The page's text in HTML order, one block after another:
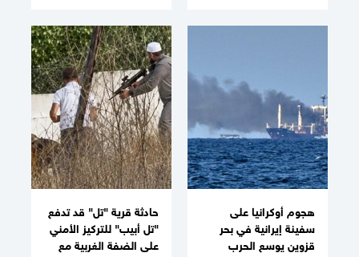
هجوم أوكرانيا على
سفينة إيرانية في بحر
قزوين يوسع الحرب
حادثة قرية "تل" قد تدفع
"تل أبيب" للتركيز الأمني
على الضفة الغربية مع